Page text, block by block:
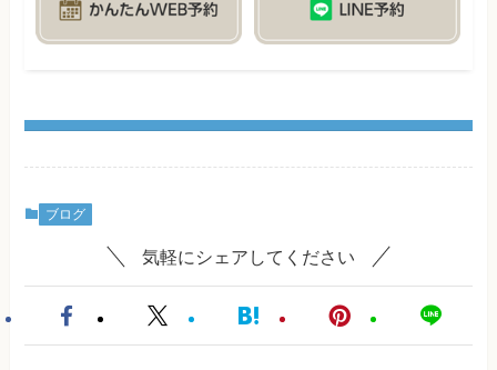
ブログ
気軽にシェアしてください